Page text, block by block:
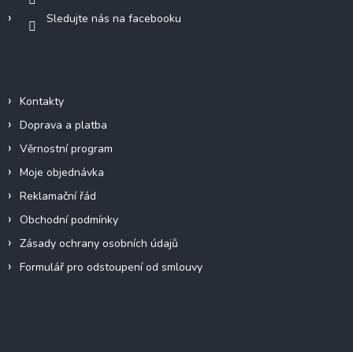
Sledujte nás na facebooku
Kontakty
Doprava a platba
Věrnostní program
Moje objednávka
Reklamační řád
Obchodní podmínky
Zásady ochrany osobních údajů
Formulář pro odstoupení od smlouvy